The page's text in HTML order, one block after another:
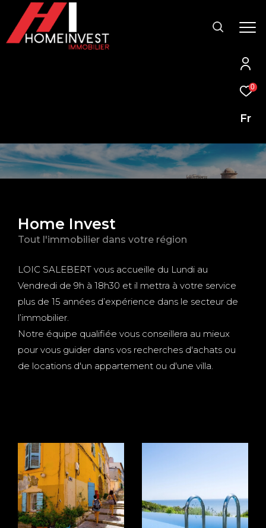
0
Fr
Home Invest
Tout l'immobilier dans votre région
LOIC SALEBERT vous accueille du Lundi au
Vendredi de 9h à 18h30 et il mettra à votre service
plus de 15 années d’expérience dans le secteur de
l’immobilier.
Notre équipe qualifiée vous conseillera au mieux
pour vous guider dans vos recherches d'achats ou
de locations d'un appartement ou d'une villa.